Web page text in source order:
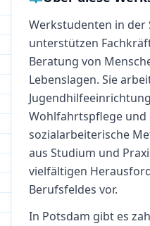
Werkstudenten in der
unterstützen
Beratung von
Lebenslagen. Sie
Wohlfahrtspflege und
sozialarbeiterische
aus Studium und
vielfältigen
Berufsfeldes vor.
In Potsdam gibt es